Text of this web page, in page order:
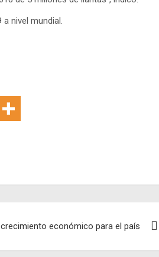
a nivel mundial.
económico para el país